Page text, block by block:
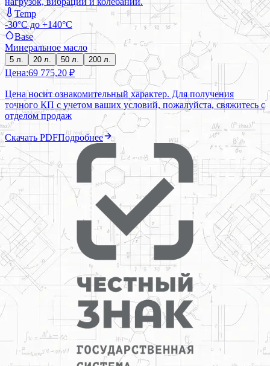
Temp
-30°C до +140°C
Base
Минеральное масло
5 л. 20 л. 50 л. 200 л.
Цена:69 775,20 ₽
Цена носит ознакомительный характер. Для получения
точного КП с учетом ваших условий, пожалуйста, свяжитесь с
отделом продаж
Скачать PDFПодробнее